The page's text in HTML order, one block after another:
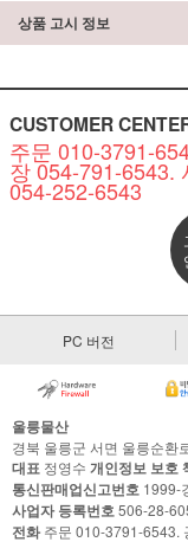
상품 고시 정보
CUSTOMER
주문 010-3791-
장 054-791-6543.
054-252-6543
PC 버전
울릉물산
경북 울릉군 서면 울릉순환
대표 정영수 개인정보 보호
통신판매업신고번호 1999-
사업자 등록번호506-28-
전화주문 010-3791-6543.